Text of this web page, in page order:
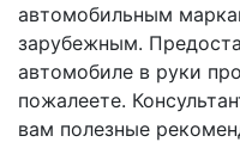
автомобильным
зарубежным.
автомобиле в руки
пожалеете.
вам полезные